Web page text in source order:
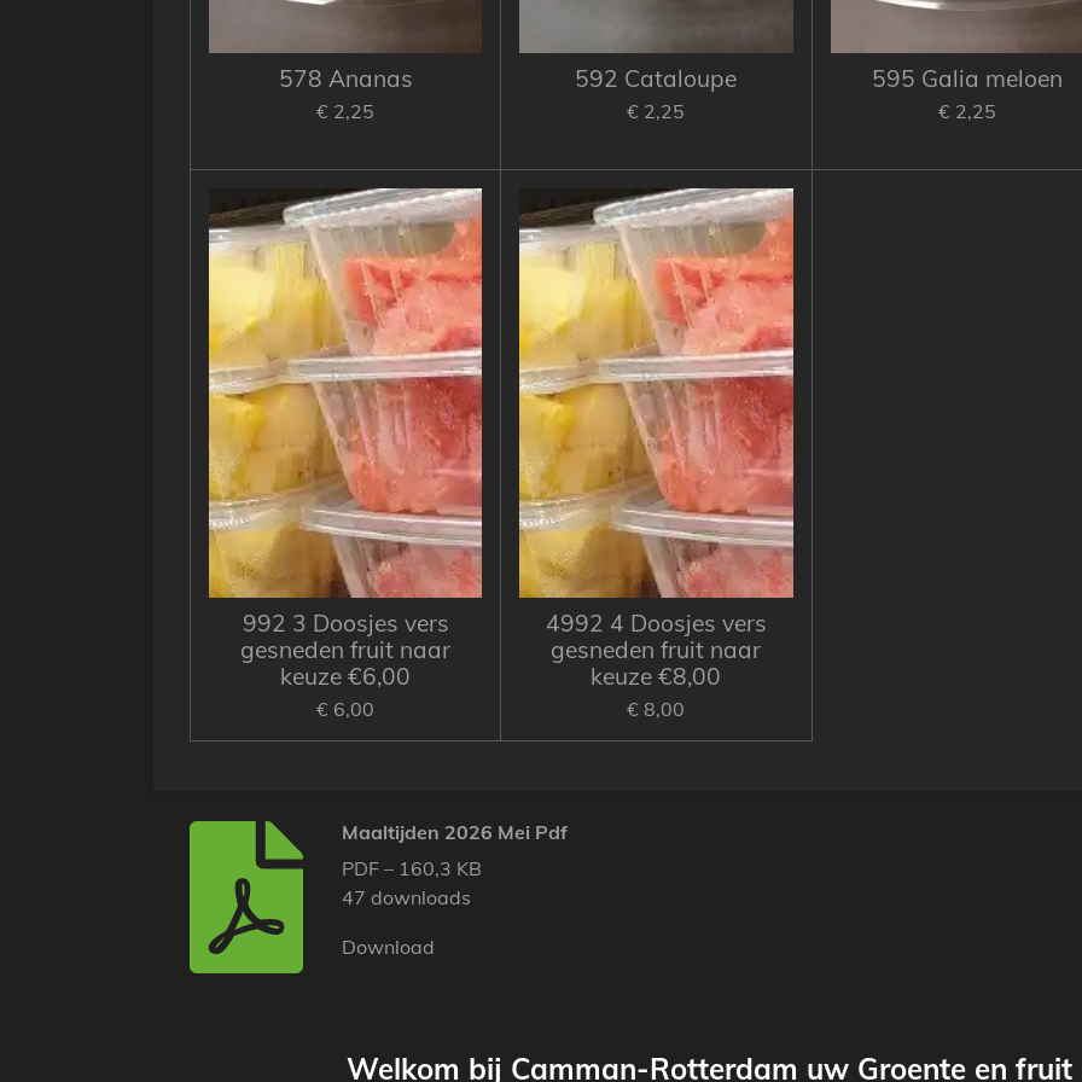
578 Ananas
€ 2,25
592 Cataloupe
€ 2,25
595 Galia meloen
€ 2,25
992 3 Doosjes vers
gesneden fruit naar
keuze €6,00
€ 6,00
4992 4 Doosjes vers
gesneden fruit naar
keuze €8,00
€ 8,00
Maaltijden 2026 Mei Pdf
PDF – 160,3 KB
47 downloads
Download
Welkom bij Camman-Rotterdam uw Groente en fruit